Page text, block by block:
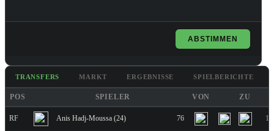
ABSTIMMEN
TRANSFERS MARKT ERGEBNISSE SPIELBERICHTE
POS SPIELER VON ZU
RF Anis Hadj-Moussa (24) 76